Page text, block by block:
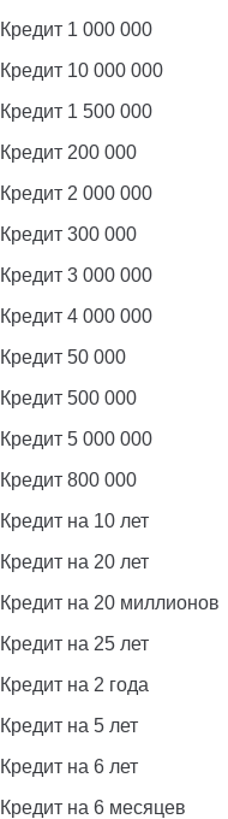
Кредит 1 000 000
Кредит 10 000 000
Кредит 1 500 000
Кредит 200 000
Кредит 2 000 000
Кредит 300 000
Кредит 3 000 000
Кредит 4 000 000
Кредит 50 000
Кредит 500 000
Кредит 5 000 000
Кредит 800 000
Кредит на 10 лет
Кредит на 20 лет
Кредит на 20 миллионов
Кредит на 25 лет
Кредит на 2 года
Кредит на 5 лет
Кредит на 6 лет
Кредит на 6 месяцев